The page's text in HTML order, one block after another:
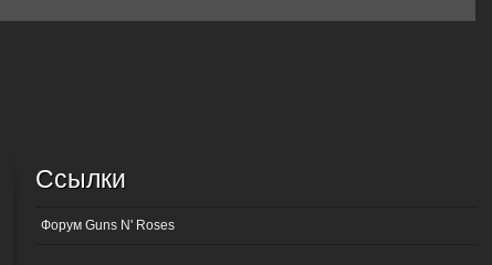
Ссылки
Форум Guns N' Roses